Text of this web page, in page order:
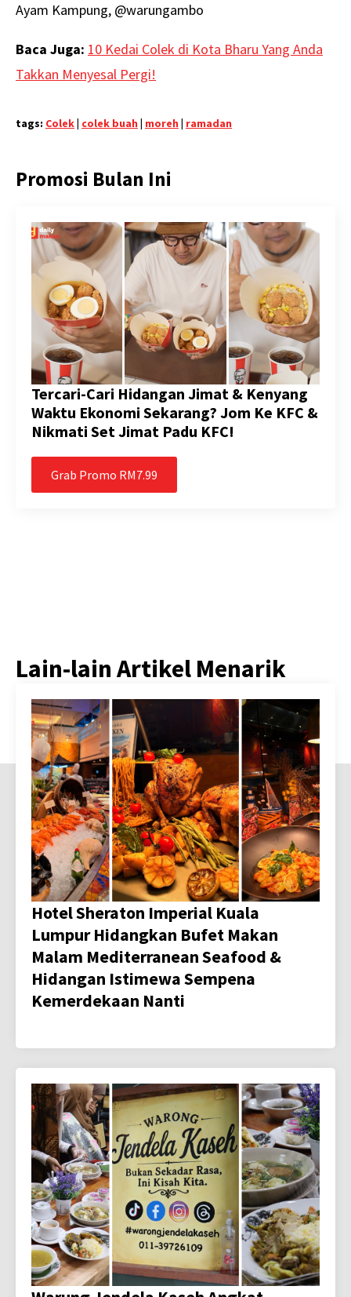
Ayam Kampung, @warungambo
Baca Juga: 10 Kedai Colek di Kota Bharu Yang Anda
Takkan Menyesal Pergi!
tags: Colek colek buah moreh ramadan
Promosi Bulan Ini
Tercari-Cari Hidangan Jimat & Kenyang
Waktu Ekonomi Sekarang? Jom Ke KFC &
Nikmati Set Jimat Padu KFC!
Grab Promo RM7.99
Lain-lain Artikel Menarik
Hotel Sheraton Imperial Kuala
Lumpur Hidangkan Bufet Makan
Malam Mediterranean Seafood &
Hidangan Istimewa Sempena
Kemerdekaan Nanti